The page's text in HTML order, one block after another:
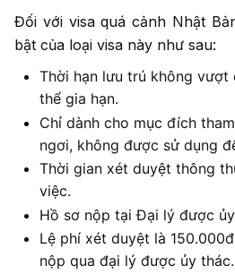
Đối với visa quá cảnh Nhật
bật của loại visa này như sau:
Thời hạn lưu trú không vượt
thể gia hạn.
Chỉ dành cho mục đích
ngơi, không được sử dụng
Thời gian xét duyệt thông
việc.
Hồ sơ nộp tại Đại lý được
Lệ phí xét duyệt là
nộp qua đại lý được ủy thác.